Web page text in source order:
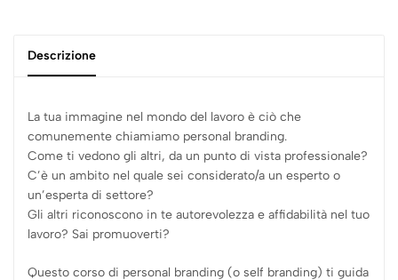
Descrizione
La tua immagine nel mondo del lavoro è ciò che
comunemente chiamiamo personal branding.
Come ti vedono gli altri, da un punto di vista professionale?
C’è un ambito nel quale sei considerato/a un esperto o
un’esperta di settore?
Gli altri riconoscono in te autorevolezza e affidabilità nel tuo
lavoro? Sai promuoverti?
Questo corso di personal branding (o self branding) ti guida